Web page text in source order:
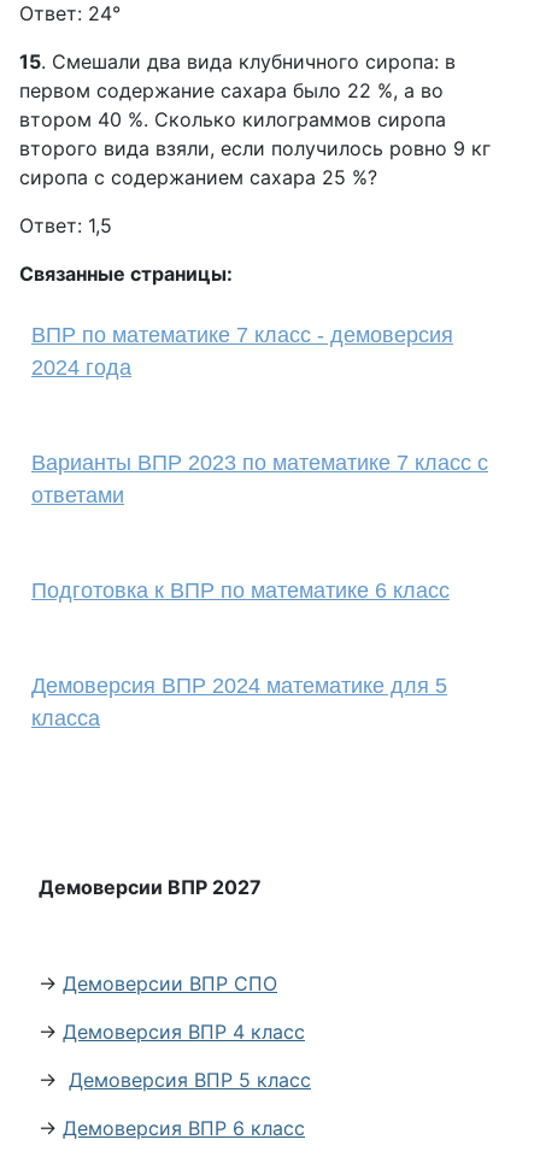
Ответ: 24°
15. Смешали два вида клубничного сиропа: в
первом содержание сахара было 22 %, а во
втором 40 %. Сколько килограммов сиропа
второго вида взяли, если получилось ровно 9 кг
сиропа с содержанием сахара 25 %?
Ответ: 1,5
Связанные страницы:
ВПР по математике 7 класс - демоверсия
2024 года
Варианты ВПР 2023 по математике 7 класс с
ответами
Подготовка к ВПР по математике 6 класс
Демоверсия ВПР 2024 математике для 5
класса
Демоверсии ВПР 2027
→ Демоверсии ВПР СПО
→ Демоверсия ВПР 4 класс
→ Демоверсия ВПР 5 класс
→ Демоверсия ВПР 6 класс